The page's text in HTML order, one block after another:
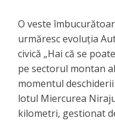
O veste
urmăresc evoluția
civică „Hai că se
pe sectorul montan
momentul
lotul Miercurea
kilometri, gestionat